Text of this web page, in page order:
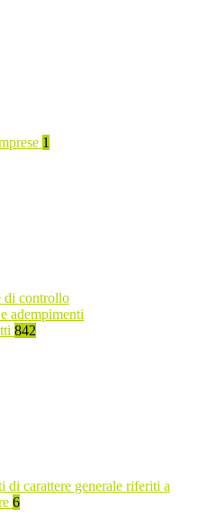
1
di controllo
adempimenti
842
di carattere generale riferiti a
6